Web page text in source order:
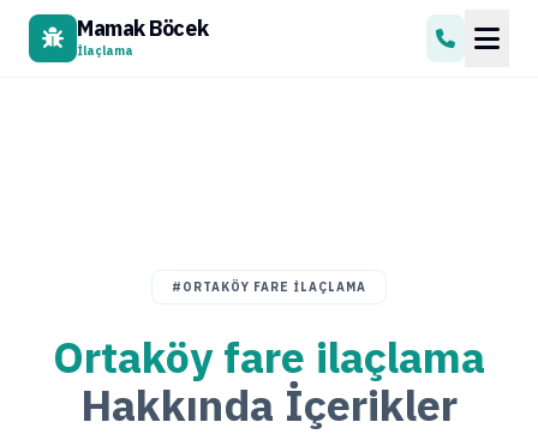
Mamak Böcek
İlaçlama
#ORTAKÖY FARE ILAÇLAMA
Ortaköy fare ilaçlama
Hakkında İçerikler